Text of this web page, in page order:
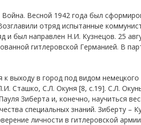
Весной 1942 года был
отряд испытанные
был направлен Н.И. Кузнецов. 25
гитлеровской Германией. В
выходу в город под видом
Сташко, С.Л. Окуня [8, с.19]. С.Л.
Зиберта и, конечно, научиться
специальных знаний. Зиберту –
личности в гитлеровской